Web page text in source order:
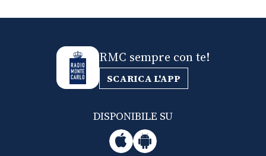
RMC sempre con te!
SCARICA L'APP
DISPONIBILE SU